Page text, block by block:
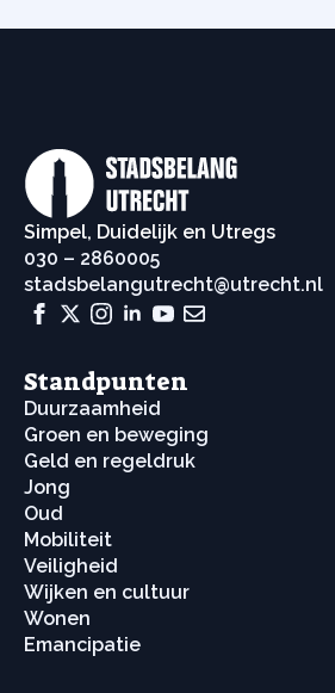
Simpel, Duidelijk en Utregs
030 – 2860005
stadsbelangutrecht@utrecht.nl
Standpunten
Duurzaamheid
Groen en beweging
Geld en regeldruk
Jong
Oud
Mobiliteit
Veiligheid
Wijken en cultuur
Wonen
Emancipatie